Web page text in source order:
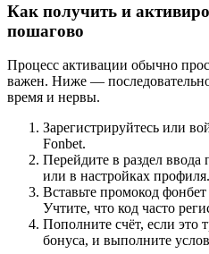
Как получить и
пошагово
Процесс активации обычно
важен. Ниже —
время и нервы.
Зарегистрируйтесь или
Fonbet.
Перейдите в раздел ввода
или в настройках профиля.
Вставьте промокод
Учтите, что код часто
Пополните счёт, если это
бонуса, и выполните